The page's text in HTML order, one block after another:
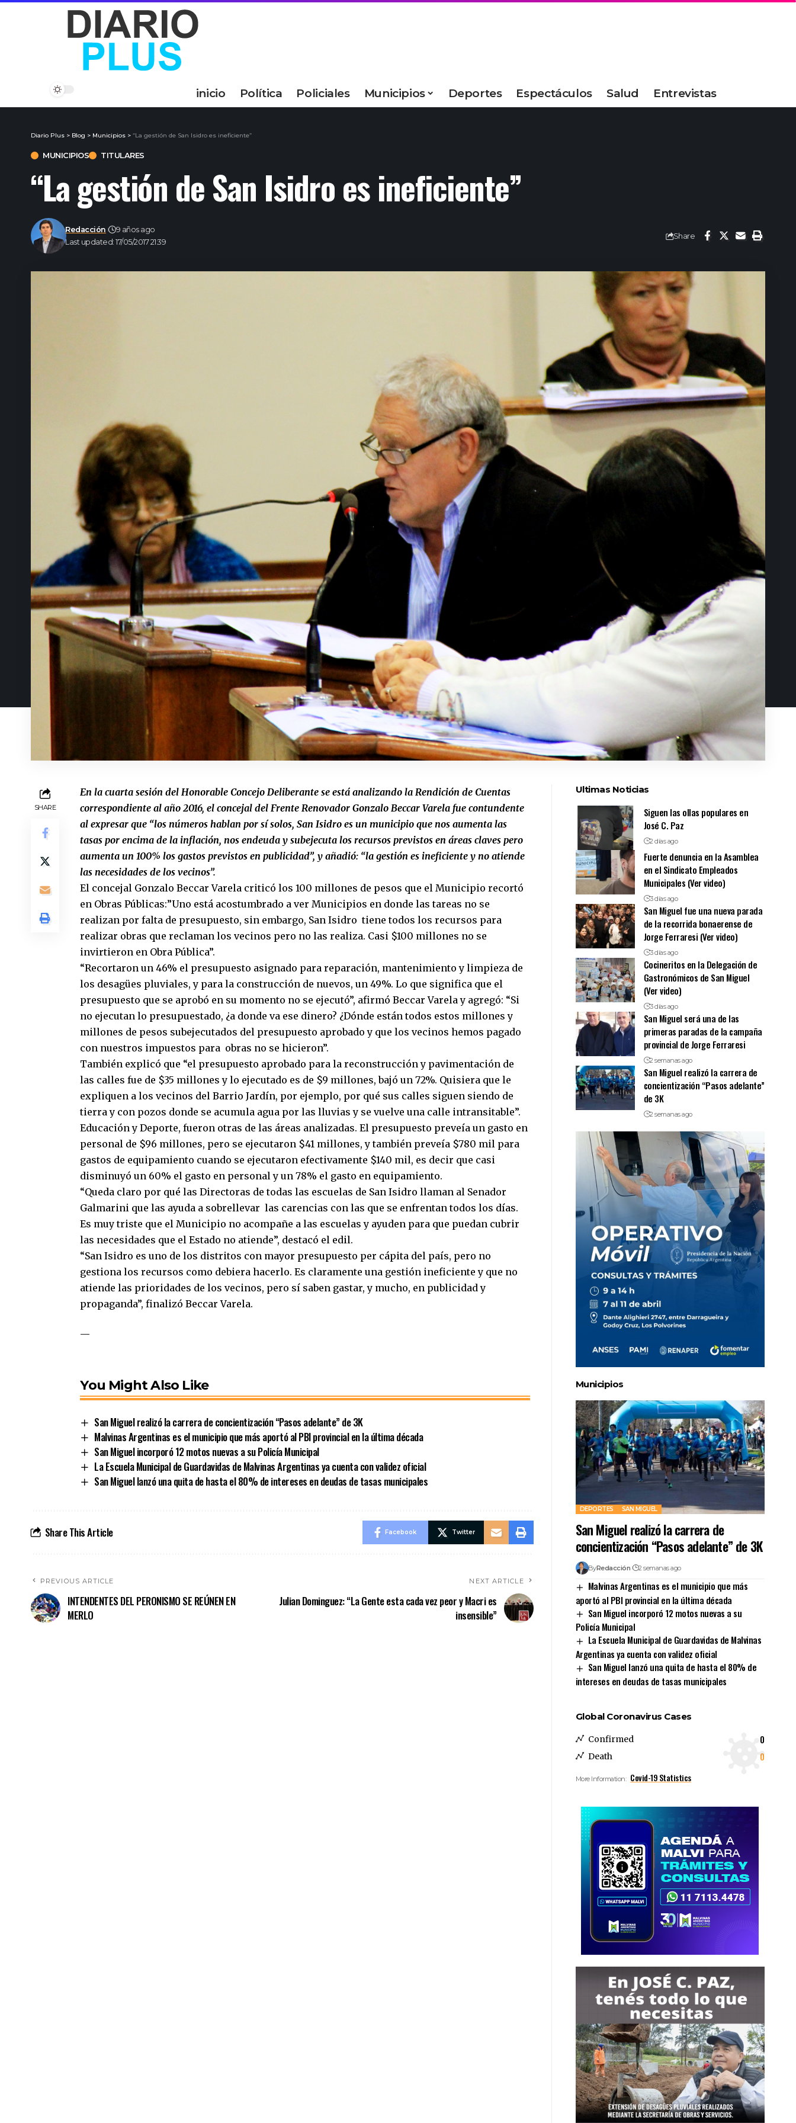
inicio Política Policiales Municipios Deportes Espectáculos Salud Entrevistas
Diario Plus > Blog > Municipios > “La gestión de San Isidro es ineficiente”
MUNICIPIOS TITULARES
“La gestión de San Isidro es ineficiente”
Last updated: 17/05/2017 21:39
Redacción 9 años ago
Share
SHARE
En la cuarta sesión del Honorable Concejo Deliberante se está analizando la Rendición de Cuentas
correspondiente al año 2016, el concejal del Frente Renovador Gonzalo Beccar Varela fue contundente
al expresar que “los números hablan por sí solos, San Isidro es un municipio que nos aumenta las
tasas por encima de la inflación, nos endeuda y subejecuta los recursos previstos en áreas claves pero
aumenta un 100% los gastos previstos en publicidad”, y añadió: “la gestión es ineficiente y no atiende
las necesidades de los vecinos”.
El concejal Gonzalo Beccar Varela criticó los 100 millones de pesos que el Municipio recortó
en Obras Públicas:”Uno está acostumbrado a ver Municipios en donde las tareas no se
realizan por falta de presupuesto, sin embargo, San Isidro tiene todos los recursos para
realizar obras que reclaman los vecinos pero no las realiza. Casi $100 millones no se
invirtieron en Obra Pública”.
“Recortaron un 46% el presupuesto asignado para reparación, mantenimiento y limpieza de
los desagües pluviales, y para la construcción de nuevos, un 49%. Lo que significa que el
presupuesto que se aprobó en su momento no se ejecutó”, afirmó Beccar Varela y agregó: “Si
no ejecutan lo presupuestado, ¿a donde va ese dinero? ¿Dónde están todos estos millones y
millones de pesos subejecutados del presupuesto aprobado y que los vecinos hemos pagado
con nuestros impuestos para obras no se hicieron”.
También explicó que “el presupuesto aprobado para la reconstrucción y pavimentación de
las calles fue de $35 millones y lo ejecutado es de $9 millones, bajó un 72%. Quisiera que le
expliquen a los vecinos del Barrio Jardín, por ejemplo, por qué sus calles siguen siendo de
tierra y con pozos donde se acumula agua por las lluvias y se vuelve una calle intransitable”.
Educación y Deporte, fueron otras de las áreas analizadas. El presupuesto preveía un gasto en
personal de $96 millones, pero se ejecutaron $41 millones, y también preveía $780 mil para
gastos de equipamiento cuando se ejecutaron efectivamente $140 mil, es decir que casi
disminuyó un 60% el gasto en personal y un 78% el gasto en equipamiento.
“Queda claro por qué las Directoras de todas las escuelas de San Isidro llaman al Senador
Galmarini que las ayuda a sobrellevar las carencias con las que se enfrentan todos los días.
Es muy triste que el Municipio no acompañe a las escuelas y ayuden para que puedan cubrir
las necesidades que el Estado no atiende”, destacó el edil.
“San Isidro es uno de los distritos con mayor presupuesto per cápita del país, pero no
gestiona los recursos como debiera hacerlo. Es claramente una gestión ineficiente y que no
atiende las prioridades de los vecinos, pero sí saben gastar, y mucho, en publicidad y
propaganda”, finalizó Beccar Varela.
—
You Might Also Like
San Miguel realizó la carrera de concientización “Pasos adelante” de 3K
Malvinas Argentinas es el municipio que más aportó al PBI provincial en la última década
San Miguel incorporó 12 motos nuevas a su Policía Municipal
La Escuela Municipal de Guardavidas de Malvinas Argentinas ya cuenta con validez oficial
San Miguel lanzó una quita de hasta el 80% de intereses en deudas de tasas municipales
Share This Article Facebook Twitter
PREVIOUS ARTICLE
INTENDENTES DEL PERONISMO SE REÚNEN EN
MERLO
NEXT ARTICLE
Julian Dominguez: “La Gente esta cada vez peor y Macri es
insensible”
Ultimas Noticias
Siguen las ollas populares en
José C. Paz
2 días ago
Fuerte denuncia en la Asamblea
en el Sindicato Empleados
Municipales (Ver video)
3 días ago
San Miguel fue una nueva parada
de la recorrida bonaerense de
Jorge Ferraresi (Ver video)
3 días ago
Cocineritos en la Delegación de
Gastronómicos de San Miguel
(Ver video)
3 días ago
San Miguel será una de las
primeras paradas de la campaña
provincial de Jorge Ferraresi
2 semanas ago
San Miguel realizó la carrera de
concientización “Pasos adelante”
de 3K
2 semanas ago
Municipios
DEPORTES SAN MIGUEL
San Miguel realizó la carrera de
concientización “Pasos adelante” de 3K
ByRedacción 2 semanas ago
Malvinas Argentinas es el municipio que más
aportó al PBI provincial en la última década
San Miguel incorporó 12 motos nuevas a su
Policía Municipal
La Escuela Municipal de Guardavidas de Malvinas
Argentinas ya cuenta con validez oficial
San Miguel lanzó una quita de hasta el 80% de
intereses en deudas de tasas municipales
Global Coronavirus Cases
Confirmed 0
Death 0
More Information: Covid-19 Statistics